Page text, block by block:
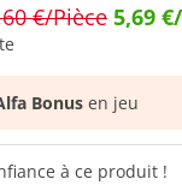
€/Pièce 5,69
Bonus en jeu
à ce produit !